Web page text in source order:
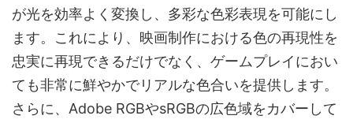
が光を効率よく変換し、多彩な色彩表現を可能にし
ます。これにより、映画制作における色の再現性を
忠実に再現できるだけでなく、ゲームプレイにおい
ても非常に鮮やかでリアルな色合いを提供します。
さらに、Adobe RGBやsRGBの広色域をカバーして